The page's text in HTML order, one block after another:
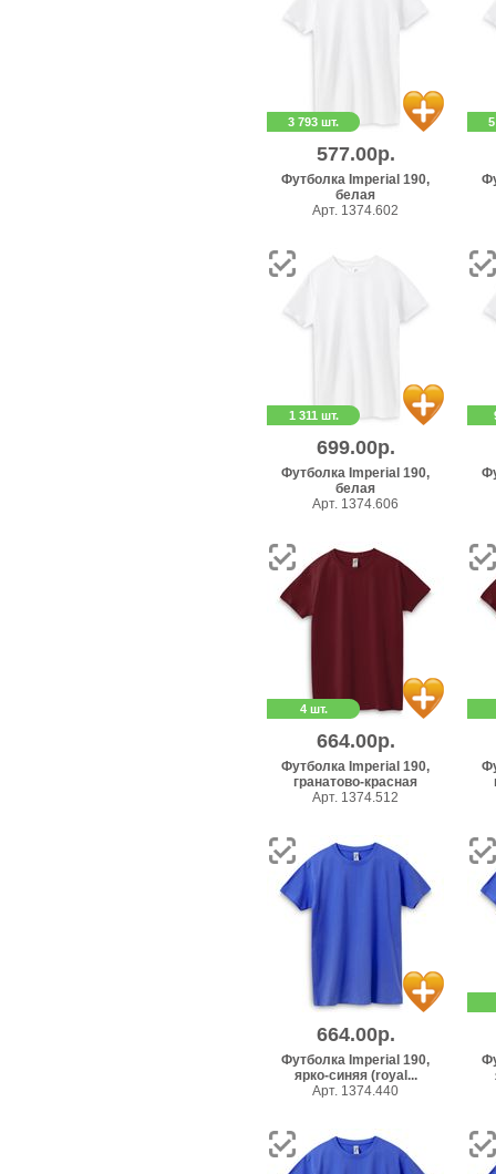
3 793 шт.
577.00р.
Футболка Imperial 190,
белая
Арт. 1374.602
1 311 шт.
699.00р.
Футболка Imperial 190,
белая
Арт. 1374.606
4 шт.
664.00р.
Футболка Imperial 190,
гранатово-красная
Арт. 1374.512
664.00р.
Футболка Imperial 190,
ярко-синяя (royal...
Арт. 1374.440